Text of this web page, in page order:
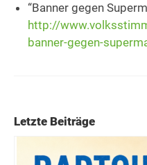
“Banner gegen
http://
banner-gegen-
Letzte Beiträge